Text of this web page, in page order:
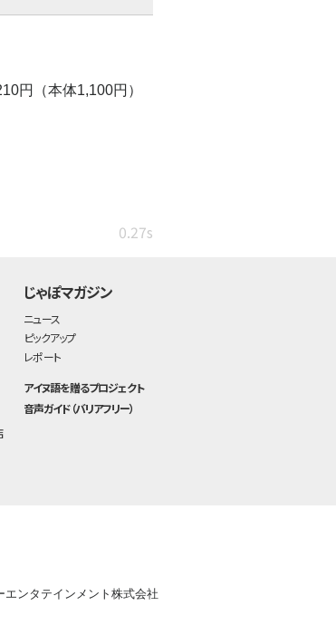
円（本体1,100円）
0.27s
じゃぽマガジン
ニュース
ピックアップ
レポート
アイヌ語を贈るプロジェクト
音声ガイド（バリアフリー）
ンタテインメント株式会社